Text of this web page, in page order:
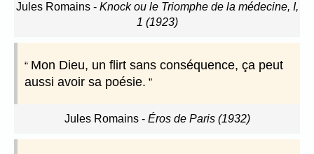
Jules Romains- Knock ou le Triomphe de la médecine, I,
1 (1923)
Mon Dieu, un flirt sans conséquence, ça peut
aussi avoir sa poésie.
Jules Romains- Éros de Paris (1932)